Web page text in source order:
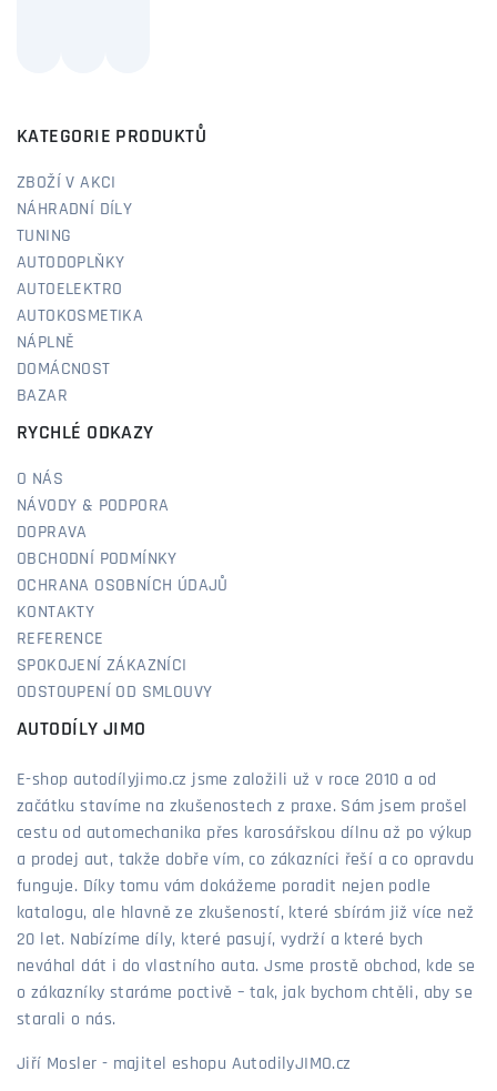
KATEGORIE PRODUKTŮ
ZBOŽÍ V AKCI
NÁHRADNÍ DÍLY
TUNING
AUTODOPLŇKY
AUTOELEKTRO
AUTOKOSMETIKA
NÁPLNĚ
DOMÁCNOST
BAZAR
RYCHLÉ ODKAZY
O NÁS
NÁVODY & PODPORA
DOPRAVA
OBCHODNÍ PODMÍNKY
OCHRANA OSOBNÍCH ÚDAJŮ
KONTAKTY
REFERENCE
SPOKOJENÍ ZÁKAZNÍCI
ODSTOUPENÍ OD SMLOUVY
AUTODÍLY JIMO
E-shop autodílyjimo.cz jsme založili už v roce 2010 a od
začátku stavíme na zkušenostech z praxe. Sám jsem prošel
cestu od automechanika přes karosářskou dílnu až po výkup
a prodej aut, takže dobře vím, co zákazníci řeší a co opravdu
funguje. Díky tomu vám dokážeme poradit nejen podle
katalogu, ale hlavně ze zkušeností, které sbírám již více než
20 let. Nabízíme díly, které pasují, vydrží a které bych
neváhal dát i do vlastního auta. Jsme prostě obchod, kde se
o zákazníky staráme poctivě – tak, jak bychom chtěli, aby se
starali o nás.
Jiří Mosler - majitel eshopu AutodilyJIMO.cz